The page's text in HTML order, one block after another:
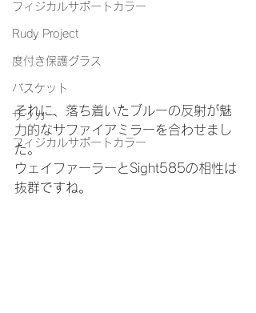
フィジカルサポートカラー
Rudy Project
度付き保護グラス
バスケット
サッカー
フィジカルサポートカラー
それに、落ち着いたブルーの反射が魅
力的なサファイアミラーを合わせまし
た。
ウェイファーラーとSight585の相性は
抜群ですね。